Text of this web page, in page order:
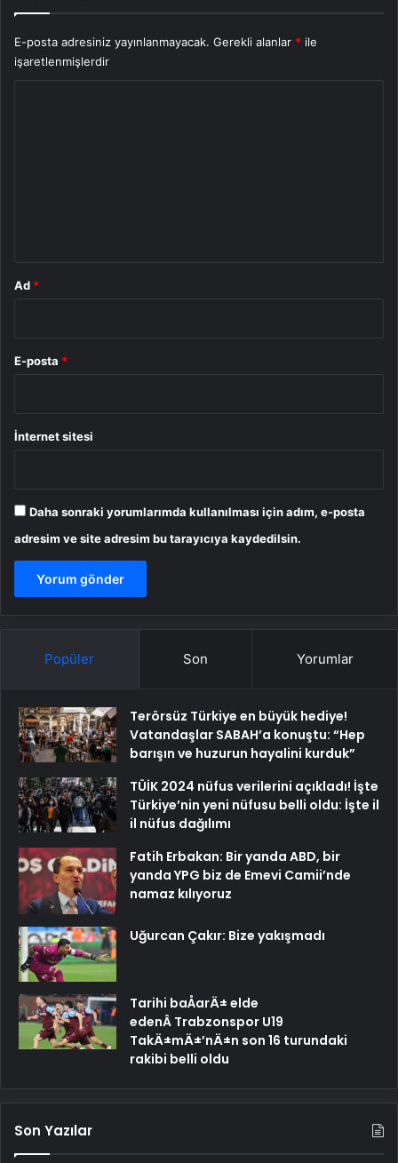
E-posta adresiniz yayınlanmayacak. Gerekli alanlar * ile
işaretlenmişlerdir
Ad *
E-posta *
İnternet sitesi
Daha sonraki yorumlarımda kullanılması için adım, e-posta
adresim ve site adresim bu tarayıcıya kaydedilsin.
Popüler Son Yorumlar
Terörsüz Türkiye en büyük hediye!
Vatandaşlar SABAH’a konuştu: “Hep
barışın ve huzurun hayalini kurduk”
TÜİK 2024 nüfus verilerini açıkladı! İşte
Türkiye’nin yeni nüfusu belli oldu: İşte il
il nüfus dağılımı
Fatih Erbakan: Bir yanda ABD, bir
yanda YPG biz de Emevi Camii’nde
namaz kılıyoruz
Uğurcan Çakır: Bize yakışmadı
Tarihi baÅarÄ± elde
edenÂ Trabzonspor U19
TakÄ±mÄ±’nÄ±n son 16 turundaki
rakibi belli oldu
Son Yazılar